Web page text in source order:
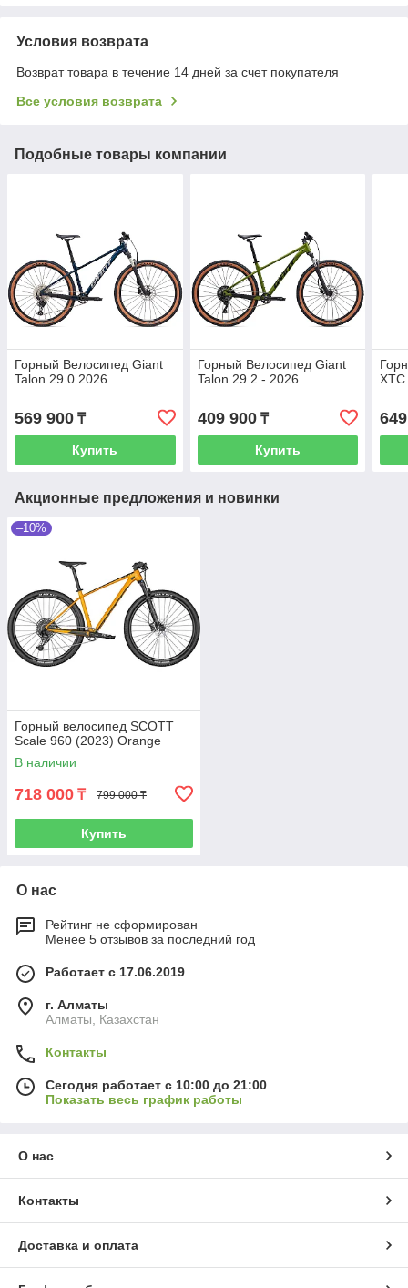
Условия возврата
Возврат товара в течение 14 дней за счет покупателя
Все условия возврата
Подобные товары компании
Горный Велосипед Giant
Talon 29 0 2026
569 900 ₸
Купить
Горный Велосипед Giant
Talon 29 2 - 2026
409 900₸
Купить
Акционные предложения и новинки
–10%
Горный велосипед SCOTT
Scale 960 (2023) Orange
В наличии
718 000 ₸ 799 000 ₸
Купить
О нас
Рейтинг не сформирован
Менее 5 отзывов за последний год
Работает с 17.06.2019
г. Алматы
Алматы, Казахстан
Контакты
Сегодня работает с 10:00 до 21:00
Показать весь график работы
О нас
Контакты
Доставка и оплата